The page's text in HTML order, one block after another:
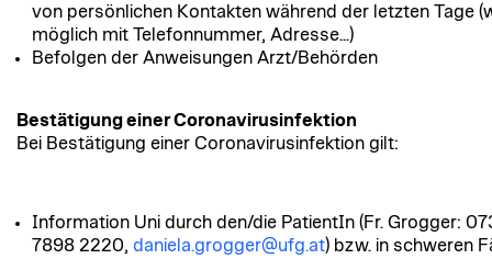
von persönlichen Kontakten während der letzten Tage
möglich mit Telefonnummer, Adresse...)
Befolgen der Anweisungen Arzt/Behörden
Bestätigung einer Coronavirusinfektion
Bei Bestätigung einer Coronavirusinfektion gilt:
Information Uni durch den/die PatientIn (Fr. Grogger:
7898 2220, daniela.grogger@ufg.at) bzw. in schweren